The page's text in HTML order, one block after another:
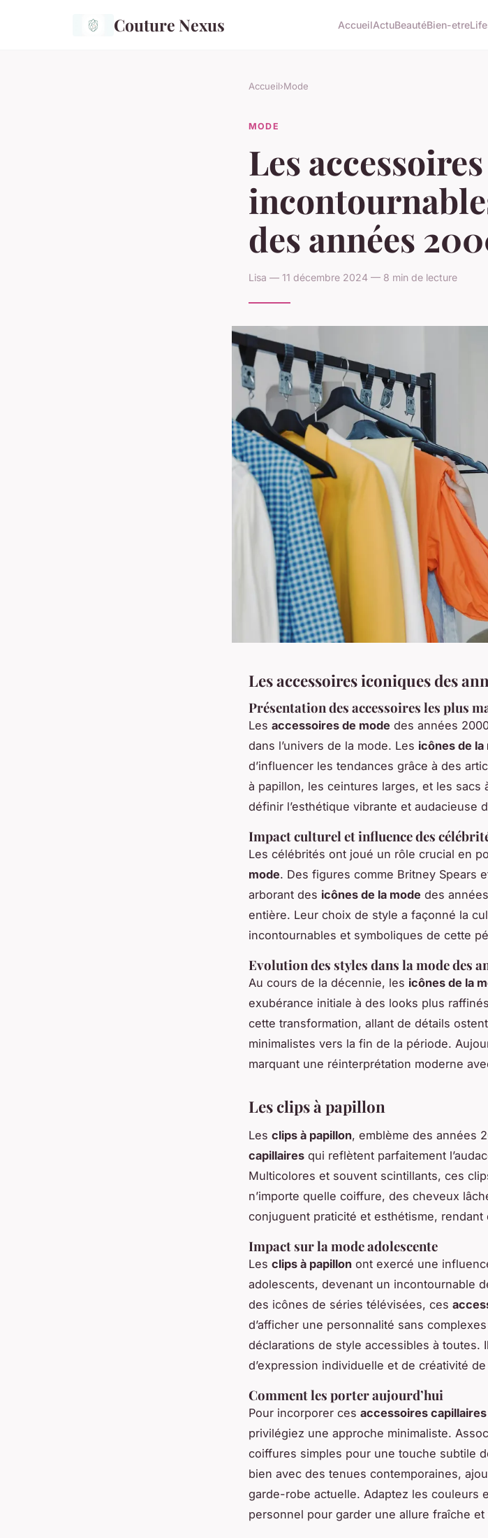
Couture Nexus AccueilActuBeautéBien-etre
Accueil›Mode
MODE
Les accessoires
des années
Lisa — 11 décembre 2024 — 8 min de lecture
Les accessoires iconiques des
Présentation des accessoires les plus
Les accessoires de mode des années
dans l’univers de la mode. Les icônes de la
d’influencer les tendances grâce à des
à papillon, les ceintures larges, et les sacs
définir l’esthétique vibrante et audacieuse
Impact culturel et influence des
Les célébrités ont joué un rôle crucial en
mode. Des figures comme Britney Spears
arborant des icônes de la mode des
entière. Leur choix de style a façonné la
incontournables et symboliques de cette
Evolution des styles dans la mode des
Au cours de la décennie, les icônes de la
exubérance initiale à des looks plus
cette transformation, allant de détails
minimalistes vers la fin de la période.
marquant une réinterprétation moderne
Les clips à papillon
Les clips à papillon, emblème des années
capillaires qui reflètent parfaitement
Multicolores et souvent scintillants, ces
n’importe quelle coiffure, des cheveux
conjuguent praticité et esthétisme, rendant
Impact sur la mode adolescente
Les clips à papillon ont exercé une
adolescents, devenant un incontournable
des icônes de séries télévisées, ces
d’afficher une personnalité sans
déclarations de style accessibles à toutes.
d’expression individuelle et de créativité
Comment les porter aujourd’hui
Pour incorporer ces accessoires capillaires
privilégiez une approche minimaliste.
coiffures simples pour une touche subtile
bien avec des tenues contemporaines,
garde-robe actuelle. Adaptez les couleurs
personnel pour garder une allure fraîche et